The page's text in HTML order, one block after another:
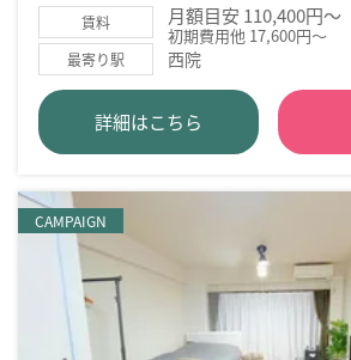
賃料 月額目安 110,400円～
初期費用他 17,600円～
最寄り駅 西院
詳細はこちら
CAMPAIGN